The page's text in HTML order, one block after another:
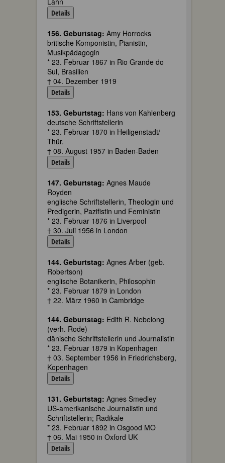
Details
156. Geburtstag: Amy Horrocks
britische Komponistin, Pianistin,
Musikpädagogin
* 23. Februar 1867 in Rio Grande do
Sul, Brasilien
† 04. Dezember 1919
Details
153. Geburtstag: Hans von Kahlenberg
deutsche Schriftstellerin
* 23. Februar 1870 in Heiligenstadt/
Thür.
† 08. August 1957 in Baden-Baden
Details
147. Geburtstag: Agnes Maude
Royden
englische Schriftstellerin, Theologin und
Predigerin, Pazifistin und Feministin
* 23. Februar 1876 in Liverpool
† 30. Juli 1956 in London
Details
144. Geburtstag: Agnes Arber (geb.
Robertson)
englische Botanikerin, Philosophin
* 23. Februar 1879 in London
† 22. März 1960 in Cambridge
144. Geburtstag: Edith R. Nebelong
(verh. Rode)
dänische Schriftstellerin und Journalistin
* 23. Februar 1879 in Kopenhagen
† 03. September 1956 in Friedrichsberg,
Kopenhagen
Details
131. Geburtstag: Agnes Smedley
US-amerikanische Journalistin und
Schriftstellerin; Radikale
* 23. Februar 1892 in Osgood MO
† 06. Mai 1950 in Oxford UK
Details